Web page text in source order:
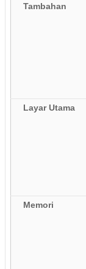
Tambahan
Layar Utama
Memori